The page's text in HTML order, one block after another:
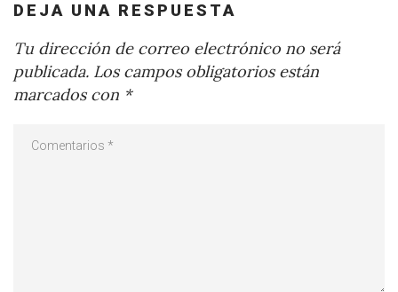
DEJA UNA RESPUESTA
Tu dirección de correo electrónico no será
publicada. Los campos obligatorios están
marcados con *